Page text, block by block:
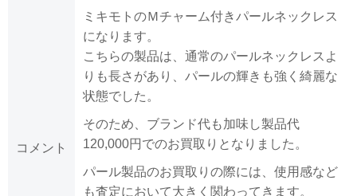
コメント
ミキモトのＭチャーム付きパールネックレス
になります。
こちらの製品は、通常のパールネックレスよ
りも長さがあり、パールの輝きも強く綺麗な
状態でした。
そのため、ブランド代も加味し製品代
120,000円でのお買取りとなりました。
パール製品のお買取りの際には、使用感など
も査定において大きく関わってきます。